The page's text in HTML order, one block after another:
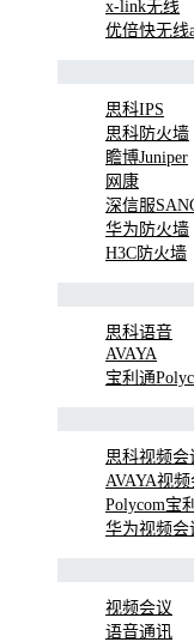
x-link无线
优倍快无线
思科IPS
思科防火墙
瞻博Juniper
网康
深信服
华为防火墙
H3C防火墙
思科语音
AVAYA
宝利通
思科视频会
AVAYA视
Polycom宝
华为视频会
视频会议
语音通讯